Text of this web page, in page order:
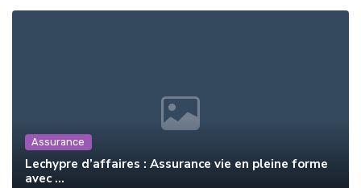
Assurance
Lechypre d’affaires : Assurance vie en pleine forme
avec ...